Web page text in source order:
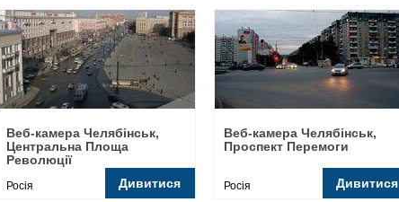
Веб-камера Челябінськ,
Центральна Площа
Революції
Росія Дивитися
Веб-камера Челябінськ,
Проспект Перемоги
Росія Дивитися